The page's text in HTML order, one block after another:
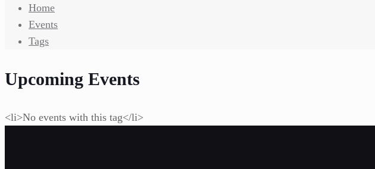
Home
Events
Tags
Upcoming Events
<li>No events with this tag</li>